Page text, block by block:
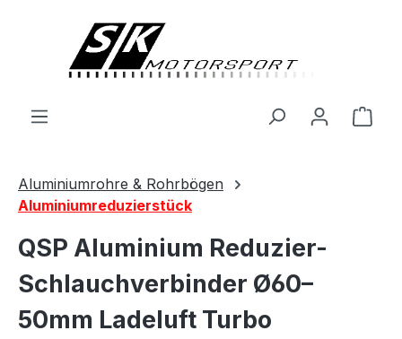
Aluminiumrohre & Rohrbögen
Aluminiumreduzierstück
QSP Aluminium Reduzier-
Schlauchverbinder Ø60–
50mm Ladeluft Turbo